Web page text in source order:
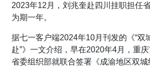
2023年12月，刘兆奎赴四川挂职担任
为期一年。
据七一客户端2024年10月刊发的《“双
赴”》一文介绍，早在2020年4月，重庆
省委组织部就联合签署《成渝地区双